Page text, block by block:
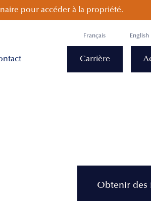
pour accéder à la propriété.
Français English
Carrière
Obtenir des